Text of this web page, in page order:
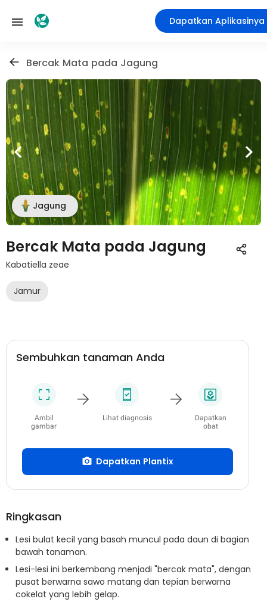
Dapatkan Aplikasinya
Bercak Mata pada Jagung
Jagung
Bercak Mata pada Jagung
Kabatiella zeae
Jamur
Sembuhkan tanaman Anda
Ambil
gambar
Lihat diagnosis
Dapatkan
obat
Dapatkan Plantix
Ringkasan
Lesi bulat kecil yang basah muncul pada daun di bagian
bawah tanaman.
Lesi-lesi ini berkembang menjadi "bercak mata", dengan
pusat berwarna sawo matang dan tepian berwarna
cokelat yang lebih gelap.